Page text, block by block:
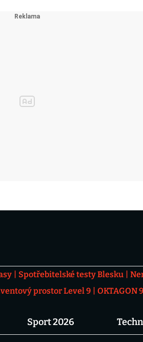
Spotřebitelské testy Blesku
prostor Level 9 OKTAGON
Sport 2026